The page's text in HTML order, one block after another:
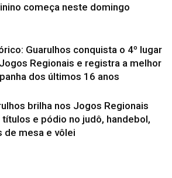
começa neste domingo
Guarulhos conquista o 4º lugar
Regionais e registra a melhor
dos últimos 16 anos
brilha nos Jogos Regionais
títulos e pódio no judô, handebol,
de mesa e vôlei